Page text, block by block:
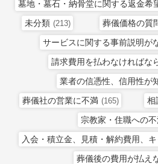
墓地・墓石・納骨堂に関する返金希
未分類 (213) 葬儀価格の質
サービスに関する事前説明が
請求費用を払わなければな
業者の信憑性、信用性が
葬儀社の営業に不満 (165) 相
宗教家・住職への
入会・積立金、見積・解約費用、
葬儀後の費用が払え